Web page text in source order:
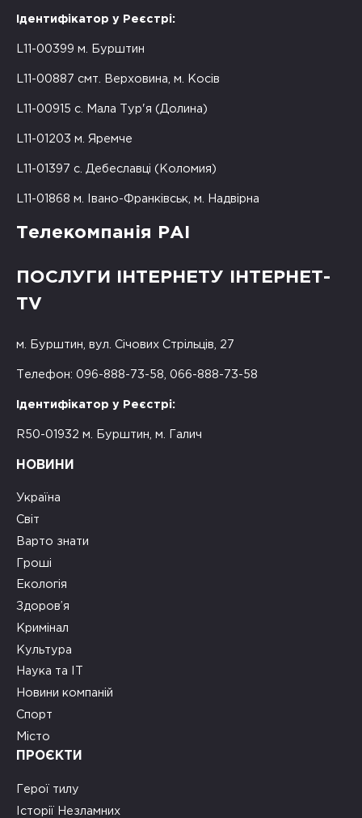
Ідентифікатор у Реєстрі:
L11-00399 м. Бурштин
L11-00887 смт. Верховина, м. Косів
L11-00915 с. Мала Тур'я (Долина)
L11-01203 м. Яремче
L11-01397 с. Дебеславці (Коломия)
L11-01868 м. Івано-Франківськ, м. Надвірна
Телекомпанія РАІ
ПОСЛУГИ ІНТЕРНЕТУ ІНТЕРНЕТ-
TV
м. Бурштин, вул. Січових Стрільців, 27
Телефон: 096-888-73-58, 066-888-73-58
Ідентифікатор у Реєстрі:
R50-01932 м. Бурштин, м. Галич
НОВИНИ
Україна
Світ
Варто знати
Гроші
Екологія
Здоров’я
Кримінал
Культура
Наука та ІТ
Новини компаній
Спорт
Місто
ПРОЄКТИ
Герої тилу
Історії Незламних